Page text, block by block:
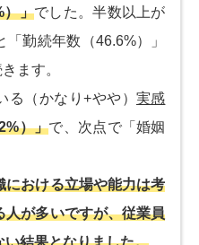
）」でした。半数以上が
勤続年数（46.6%）」
ます。
る（かなり+やや） 実感
）」で、次点で「婚姻
における立場や能力は考
人が多いですが、従業員